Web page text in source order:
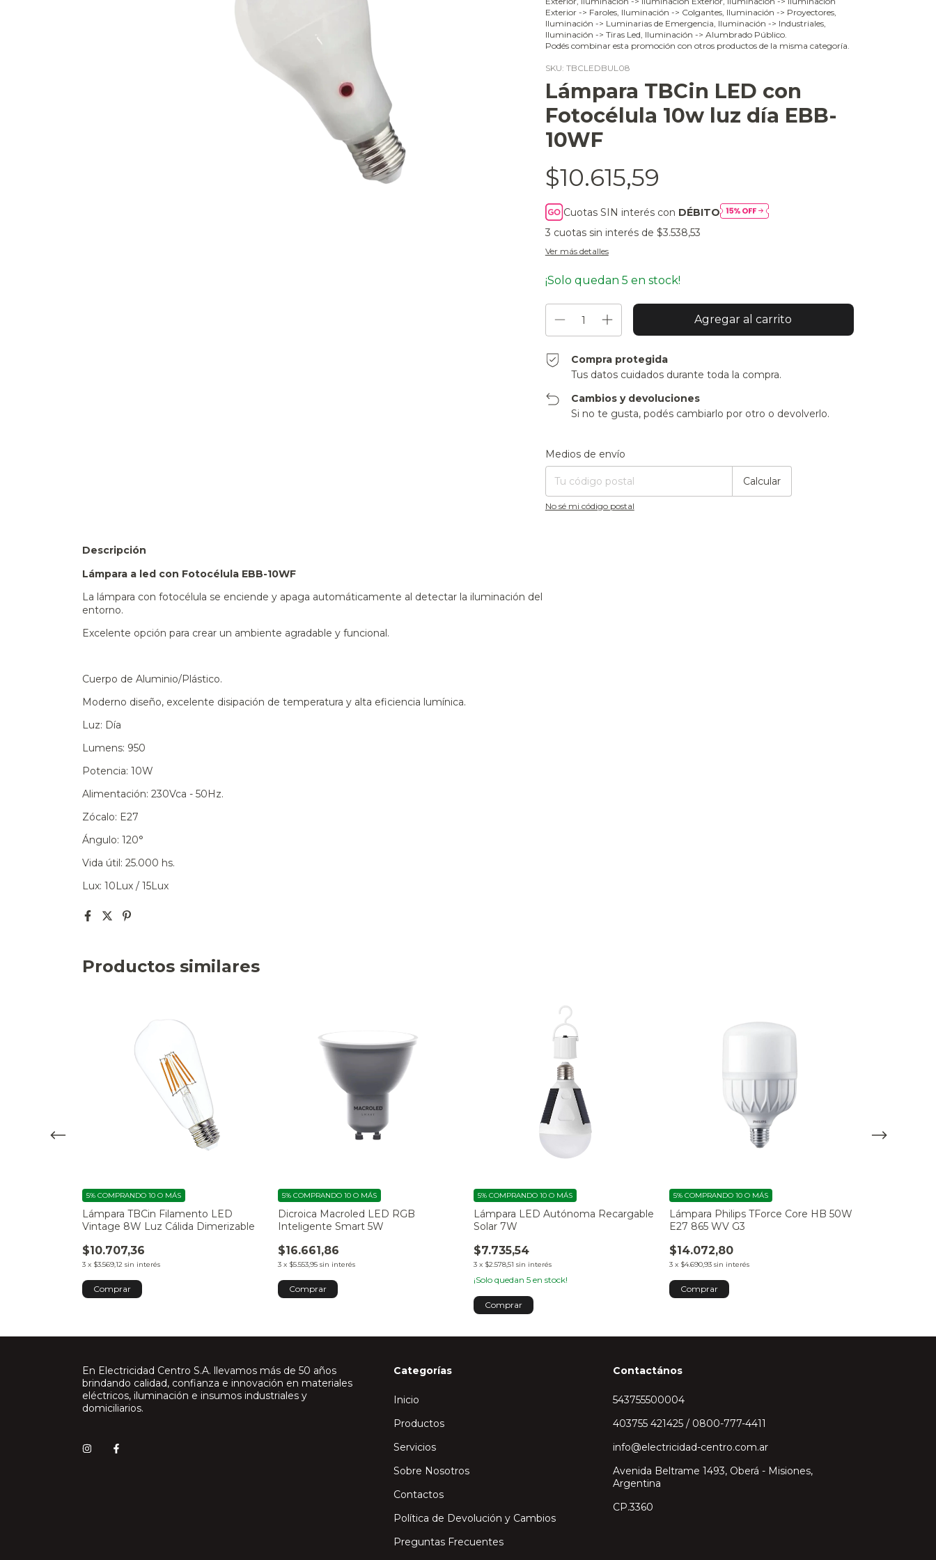
Exterior -> Faroles, Iluminación -> Colgantes, Iluminación -> Proyectores,
Iluminación -> Luminarias de Emergencia, Iluminación -> Industriales,
Iluminación -> Tiras Led, Iluminación -> Alumbrado Público.
Podés combinar esta promoción con otros productos de la misma categoría.
SKU: TBCLEDBUL08
Lámpara TBCin LED con
Fotocélula 10w luz día EBB-
10WF
$10.615,59
Cuotas SIN interés con DÉBITO
3 cuotas sin interés de $3.538,53
Ver más detalles
¡Solo quedan 5 en stock!
Compra protegida
Tus datos cuidados durante toda la compra.
Cambios y devoluciones
Si no te gusta, podés cambiarlo por otro o devolverlo.
Entregas para el CP:
Medios de envío
Calcular
No sé mi código postal
Descripción
Lámpara a led con Fotocélula EBB-10WF
La lámpara con fotocélula se enciende y apaga automáticamente al detectar la iluminación del
entorno.
Excelente opción para crear un ambiente agradable y funcional.
Cuerpo de Aluminio/Plástico.
Moderno diseño, excelente disipación de temperatura y alta eficiencia lumínica.
Luz: Día
Lumens: 950
Potencia: 10W
Alimentación: 230Vca - 50Hz.
Zócalo: E27
Ángulo: 120°
Vida útil: 25.000 hs.
Lux: 10Lux / 15Lux
Productos similares
Lámpara TBCin Filamento LED
Vintage 8W Luz Cálida Dimerizable
$10.707,36
3 x $3.569,12 sin interés
5% COMPRANDO 10 O MÁS
Dicroica Macroled LED RGB
Inteligente Smart 5W
$16.661,86
3 x $5.553,95 sin interés
5% COMPRANDO 10 O MÁS
Lámpara LED Autónoma Recargable
Solar 7W
$7.735,54
3 x $2.578,51 sin interés
5% COMPRANDO 10 O MÁS
¡Solo quedan 5 en stock!
Lámpara Philips TForce Core HB 50W
E27 865 WV G3
$14.072,80
3 x $4.690,93 sin interés
5% COMPRANDO 10 O MÁS
En Electricidad Centro S.A. llevamos más de 50 años
brindando calidad, confianza e innovación en materiales
eléctricos, iluminación e insumos industriales y
domiciliarios.
Categorías
Inicio
Productos
Servicios
Sobre Nosotros
Contactos
Política de Devolución y Cambios
Preguntas Frecuentes
Contactános
543755500004
403755 421425 / 0800-777-4411
info@electricidad-centro.com.ar
Avenida Beltrame 1493, Oberá - Misiones,
Argentina
CP.3360